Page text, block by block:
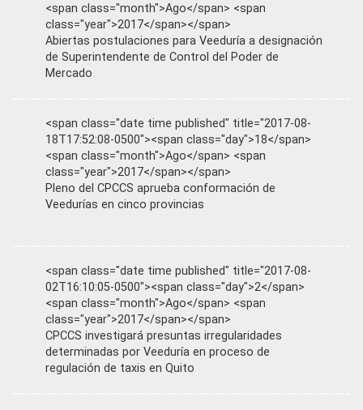
<span class="month">Ago</span> <span
class="year">2017</span></span>
Abiertas postulaciones para Veeduría a designación
de Superintendente de Control del Poder de
Mercado
<span class="date time published" title="2017-08-
18T17:52:08-0500"><span class="day">18</span>
<span class="month">Ago</span> <span
class="year">2017</span></span>
Pleno del CPCCS aprueba conformación de
Veedurías en cinco provincias
<span class="date time published" title="2017-08-
02T16:10:05-0500"><span class="day">2</span>
<span class="month">Ago</span> <span
class="year">2017</span></span>
CPCCS investigará presuntas irregularidades
determinadas por Veeduría en proceso de
regulación de taxis en Quito